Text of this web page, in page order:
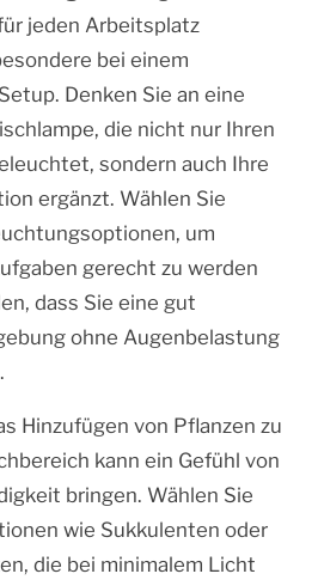
jeden Arbeitsplatz
bei einem
Denken Sie an eine
die nicht nur Ihren
sondern auch Ihre
ergänzt. Wählen Sie
um
gerecht zu werden
dass Sie eine gut
ohne Augenbelastung
Hinzufügen von Pflanzen zu
kann ein Gefühl von
bringen. Wählen Sie
wie Sukkulenten oder
die bei minimalem Licht